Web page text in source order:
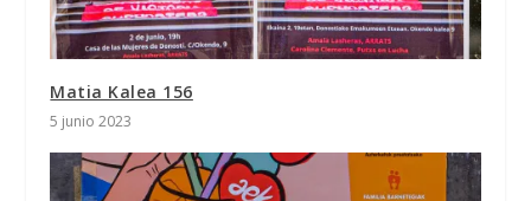
Matia Kalea 156
5 junio 2023